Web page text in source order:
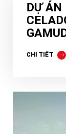
DỰ ÁN
CHI TIẾT